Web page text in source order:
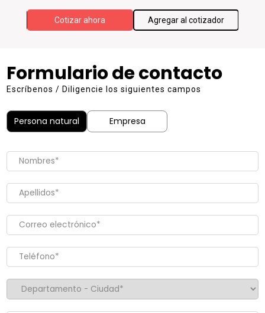
Cotizar ahora Agregar al cotizador
Formulario de contacto
Escríbenos / Diligencie los siguientes campos
Persona natural Empresa